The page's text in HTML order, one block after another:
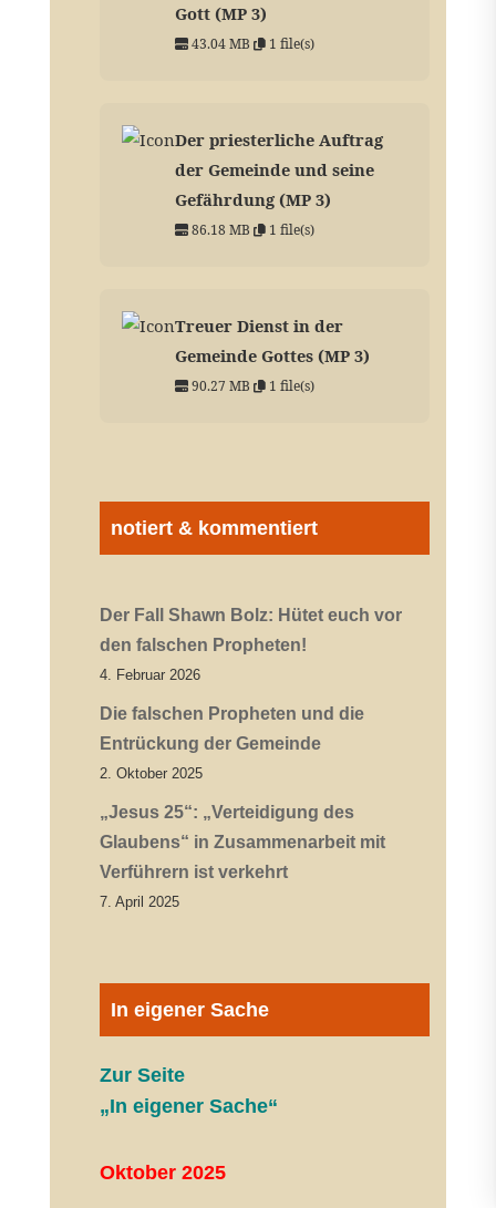
Gott (MP 3)
43.04 MB 1 file(s)
Der priesterliche Auftrag
der Gemeinde und seine
Gefährdung (MP 3)
86.18 MB 1 file(s)
Treuer Dienst in der
Gemeinde Gottes (MP 3)
90.27 MB 1 file(s)
notiert & kommentiert
Der Fall Shawn Bolz: Hütet euch vor
den falschen Propheten!
4. Februar 2026
Die falschen Propheten und die
Entrückung der Gemeinde
2. Oktober 2025
„Jesus 25“: „Verteidigung des
Glaubens“ in Zusammenarbeit mit
Verführern ist verkehrt
7. April 2025
In eigener Sache
Zur Seite
„In eigener Sache“
Oktober 2025